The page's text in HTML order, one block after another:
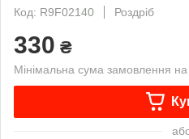
Код: R9F02140
Роздріб
330 ₴
Мінімальна сума замовлення